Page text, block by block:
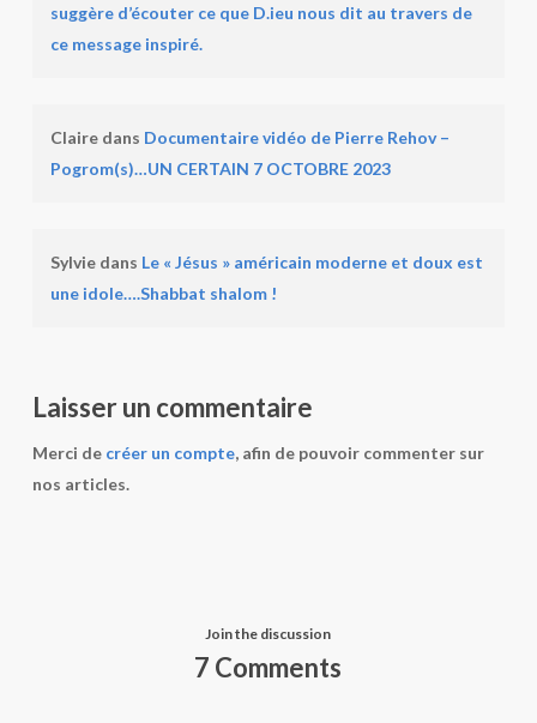
suggère d’écouter ce que D.ieu nous dit au travers de
ce message inspiré.
Clairedans Documentaire vidéo de Pierre Rehov –
Pogrom(s)…UN CERTAIN 7 OCTOBRE 2023
Sylviedans Le « Jésus » américain moderne et doux est
une idole….Shabbat shalom !
Laisser un commentaire
Merci de créer un compte, afin de pouvoir commenter sur
nos articles.
Join the discussion
7 Comments